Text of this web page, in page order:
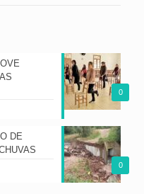
0
0
DE